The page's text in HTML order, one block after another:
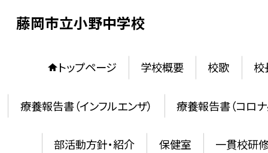
藤岡市立小野中学校
トップページ 学校概要 校歌 校
療養報告書（インフルエンザ） 療養報告書（コロ
部活動方針・紹介 保健室 一貫校研